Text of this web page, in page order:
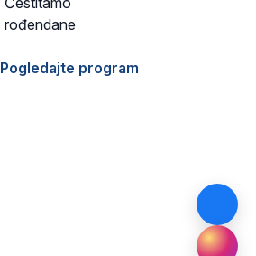
rođendane
Pogledajte program